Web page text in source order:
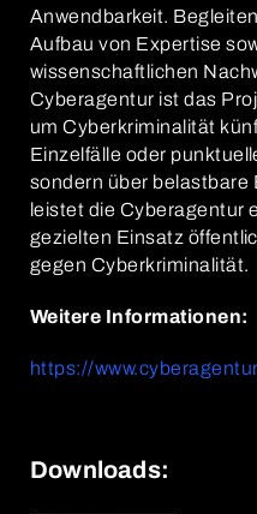
Anwendbarkeit.
Aufbau von Expertise
wissenschaftlichen
Cyberagentur ist das
um Cyberkriminalität
Einzelfälle oder
sondern über belastbare
leistet die Cyberagentur
gezielten Einsatz
gegen Cyberkriminalität.
Weitere Informationen:
https://
Downloads: